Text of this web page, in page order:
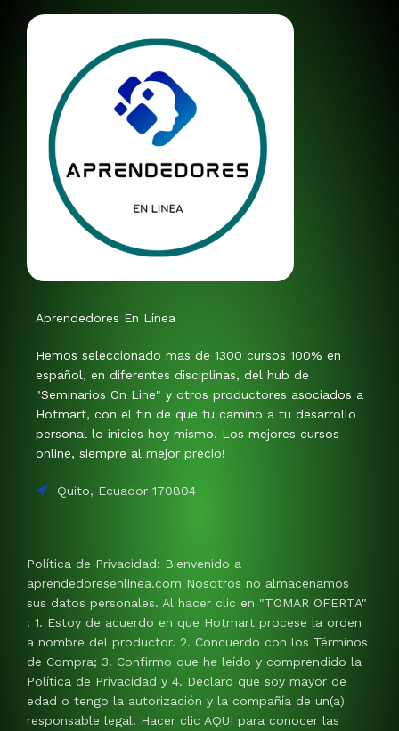
Aprendedores En Línea
Hemos seleccionado mas de 1300 cursos 100% en
español, en diferentes disciplinas, del hub de
"Seminarios On Line" y otros productores asociados a
Hotmart, con el fin de que tu camino a tu desarrollo
personal lo inicies hoy mismo. Los mejores cursos
online, siempre al mejor precio!
Quito, Ecuador 170804
Política de Privacidad: Bienvenido a
aprendedoresenlinea.com Nosotros no almacenamos
sus datos personales. Al hacer clic en "TOMAR OFERTA"
: 1. Estoy de acuerdo en que Hotmart procese la orden
a nombre del productor. 2. Concuerdo con los Términos
de Compra; 3. Confirmo que he leído y comprendido la
Política de Privacidad y 4. Declaro que soy mayor de
edad o tengo la autorización y la compañía de un(a)
responsable legal. Hacer clic AQUI para conocer las